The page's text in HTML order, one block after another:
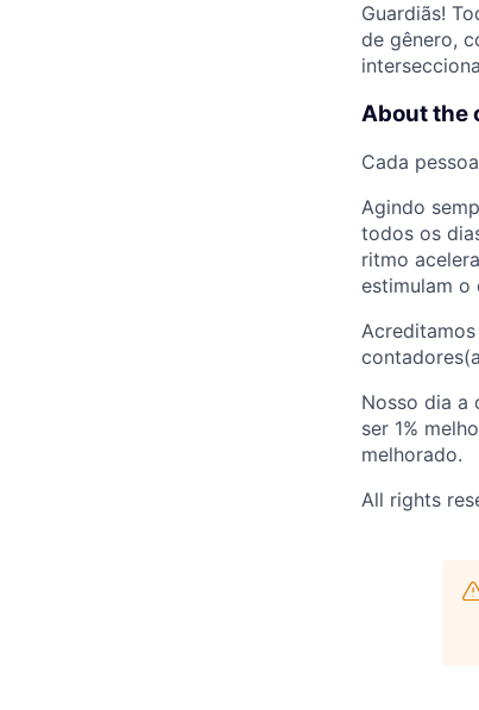
Guardiãs!
de gênero,
About the
Cada
Agindo
todos os
ritmo
estimulam o
Nosso dia a
ser 1%
melhorado.
All rights